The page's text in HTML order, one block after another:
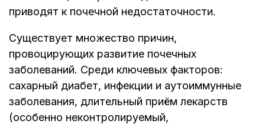
приводят к почечной недостаточности.
Существует множество причин,
провоцирующих развитие почечных
заболеваний. Среди ключевых факторов:
сахарный диабет, инфекции и аутоиммунные
заболевания, длительный приём лекарств
(особенно неконтролируемый,